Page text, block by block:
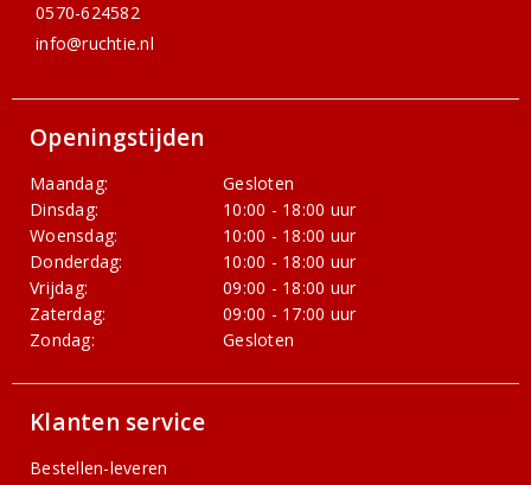
0570-624582
info@ruchtie.nl
Openingstijden
Maandag:
Gesloten
Dinsdag:
10:00 - 18:00 uur
Woensdag:
10:00 - 18:00 uur
Donderdag:
10:00 - 18:00 uur
Vrijdag:
09:00 - 18:00 uur
Zaterdag:
09:00 - 17:00 uur
Zondag:
Gesloten
Klanten service
Bestellen-leveren